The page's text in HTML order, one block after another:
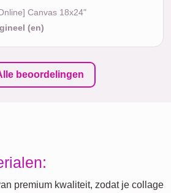
Canvas 18x24"
(en)
beoordelingen
premium kwaliteit, zodat je collage